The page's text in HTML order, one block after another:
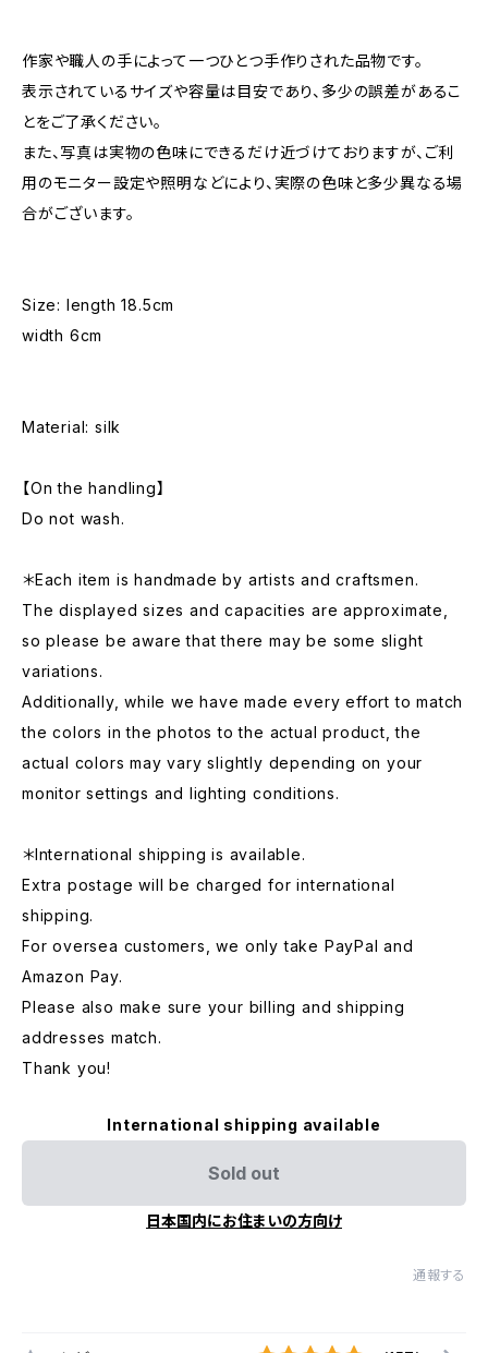
作家や職人の手によって一つひとつ手作りされた品物です。
表示されているサイズや容量は目安であり、多少の誤差があるこ
とをご了承ください。
また、写真は実物の色味にできるだけ近づけておりますが、ご利
用のモニター設定や照明などにより、実際の色味と多少異なる場
合がございます。
Size: length 18.5cm
width 6cm
Material: silk
【On the handling】
Do not wash.
＊Each item is handmade by artists and craftsmen.
The displayed sizes and capacities are approximate,
so please be aware that there may be some slight
variations.
Additionally, while we have made every effort to match
the colors in the photos to the actual product, the
actual colors may vary slightly depending on your
monitor settings and lighting conditions.
＊International shipping is available.
Extra postage will be charged for international
shipping.
For oversea customers, we only take PayPal and
Amazon Pay.
Please also make sure your billing and shipping
addresses match.
Thank you!
International shipping available
Sold out
日本国内にお住まいの方向け
通報する